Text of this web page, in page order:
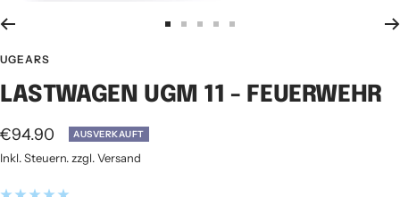
gehengehengehengehen
gehen
UGEARS
LASTWAGEN UGM 11 - FEUERWEHR
Angebotspreis
€94.90 AUSVERKAUFT
Inkl. Steuern. zzgl. Versand